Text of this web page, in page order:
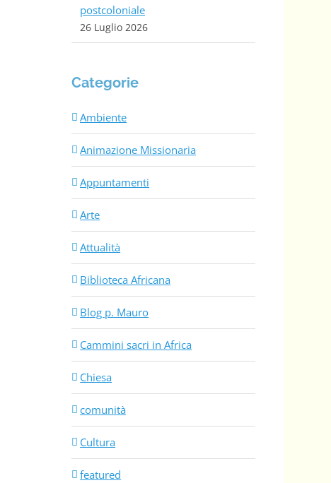
postcoloniale
26 Luglio 2026
Categorie
Ambiente
Animazione Missionaria
Appuntamenti
Arte
Attualità
Biblioteca Africana
Blog p. Mauro
Cammini sacri in Africa
Chiesa
comunità
Cultura
featured